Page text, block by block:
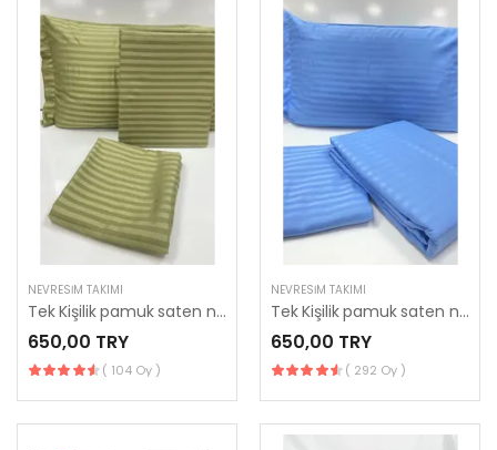
NEVRESIM TAKIMI
Tek Kişilik pamuk saten nevresim takımı
650,00 TRY
( 104 Oy )
NEVRESIM TAKIMI
Tek Kişilik pamuk saten nevresim takımı
650,00 TRY
( 292 Oy )